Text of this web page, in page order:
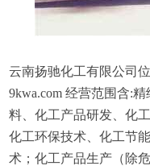
云南扬驰化工有限公司
9kwa.com 经营范围含:
料、化工产品研发、化
化工环保技术、化工节
术；化工产品生产（除